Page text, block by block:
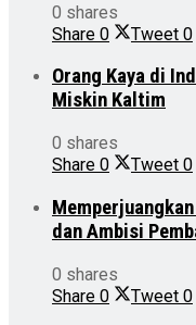
0 shares
Share 0 Tweet 0
Orang Kaya di
Miskin Kaltim
0 shares
Share 0 Tweet 0
dan Ambisi
0 shares
Share 0 Tweet 0